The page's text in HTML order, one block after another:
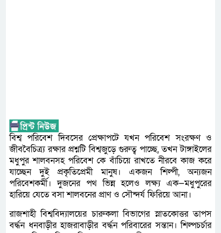
বিশ্ব পরিবেশ দিবসের প্রেক্ষাপটে যখন পরিবেশ সংরক্ষণ ও
জীববৈচিত্র্য রক্ষার প্রশ্নটি বিশ্বজুড়ে গুরুত্ব পাচ্ছে, তখন টাঙ্গাইলের
মধুপুর শালবনসহ পরিবেশ কে বাঁচিয়ে রাখতে নীরবে কাজ করে
যাচ্ছেন দুই প্রকৃতিপ্রেমী মানুষ। একজন শিল্পী, অন্যজন
পরিবেশকর্মী। দুজনের পথ ভিন্ন হলেও লক্ষ্য এক—মধুপুরের
হারিয়ে যেতে বসা শালবনের প্রাণ ও সৌন্দর্য ফিরিয়ে আনা।
রাজশাহী বিশ্ববিদ্যালয়ের চারুকলা বিভাগের স্নাতকোত্তর তাপস
বর্দ্ধন ধনবাড়ীর হাজরাবাড়ীর বর্দ্ধন পরিবারের সন্তান। শিল্পচর্চার